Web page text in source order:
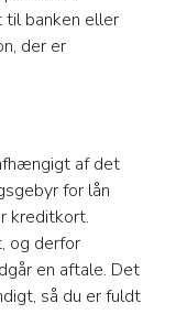
banken eller
der er
af det
for lån
kreditkort.
og derfor
en aftale. Det
så du er fuldt